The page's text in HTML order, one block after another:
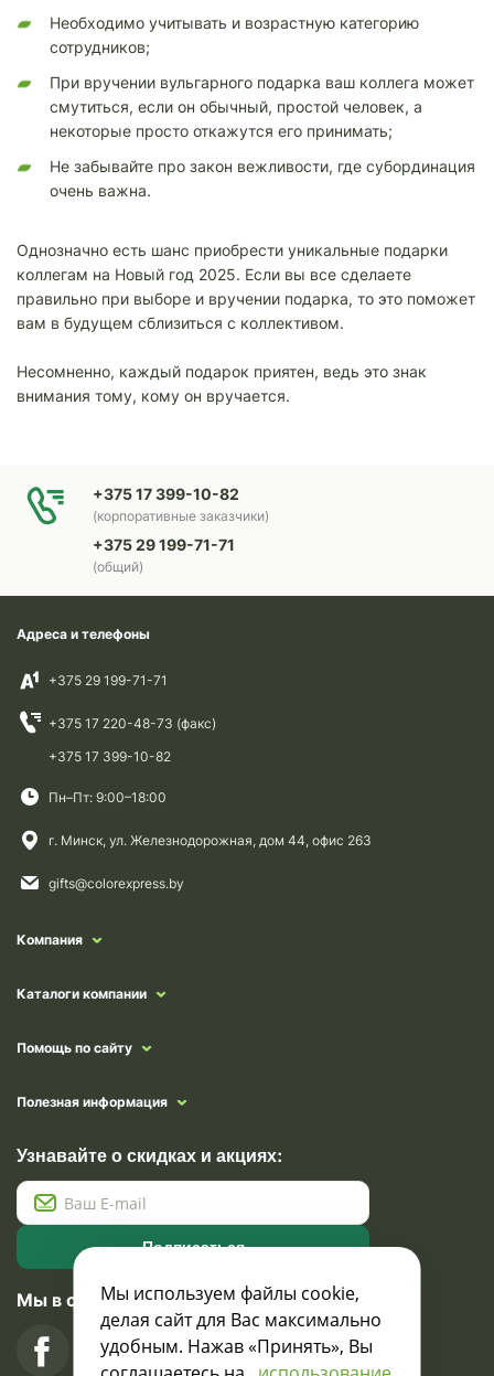
Необходимо учитывать и возрастную категорию
сотрудников;
При вручении вульгарного подарка ваш коллега может
смутиться, если он обычный, простой человек, а
некоторые просто откажутся его принимать;
Не забывайте про закон вежливости, где субординация
очень важна.
Однозначно есть шанс приобрести уникальные подарки
коллегам на Новый год 2025. Если вы все сделаете
правильно при выборе и вручении подарка, то это поможет
вам в будущем сблизиться с коллективом.
Несомненно, каждый подарок приятен, ведь это знак
внимания тому, кому он вручается.
+375 17 399-10-82
(корпоративные заказчики)
+375 29 199-71-71
(общий)
Адреса и телефоны
+375 29 199-71-71
+375 17 220-48-73 (факс)
+375 17 399-10-82
Пн–Пт: 9:00–18:00
г. Минск, ул. Железнодорожная, дом 44, офис 263
gifts@colorexpress.by
Компания
Каталоги компании
Помощь по сайту
Полезная информация
Узнавайте о скидках и акциях:
Подписаться
Мы в социальных сетях
Мы используем файлы cookie,
делая сайт для Вас максимально
удобным. Нажав «Принять», Вы